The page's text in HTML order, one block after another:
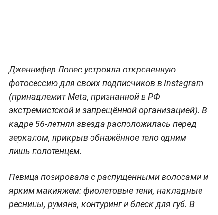
Дженнифер Лопес устроила откровенную
фотосессию для своих подписчиков в Instagram
(принадлежит Meta, признанной в РФ
экстремистской и запрещённой организацией). В
кадре 56-летняя звезда расположилась перед
зеркалом, прикрыв обнажённое тело одним
лишь полотенцем.
Певица позировала с распущенными волосами и
ярким макияжем: фиолетовые тени, накладные
ресницы, румяна, контуринг и блеск для губ. В